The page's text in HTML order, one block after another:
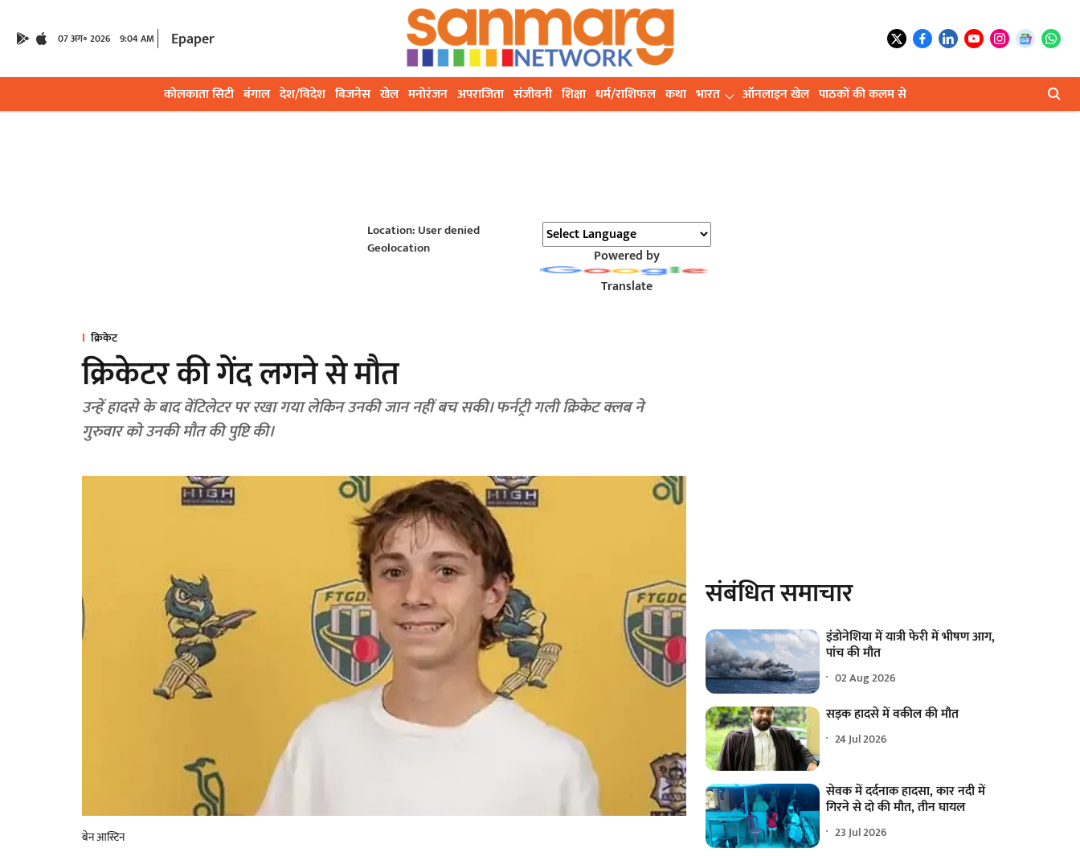
07 अग॰ 2026 9:04 AM Epaper
कोलकाता सिटी बंगाल देश/विदेश बिजनेस खेल मनोरंजन अपराजिता संजीवनी शिक्षा धर्म/राशिफल कथा भारत ऑनलाइन खेल पाठकों की कलम से
Location: User denied
Geolocation
Powered by
Translate
क्रिकेट
क्रिकेटर की गेंद लगने से मौत
उन्हें हादसे के बाद वेंटिलेटर पर रखा गया लेकिन उनकी जान नहीं बच सकी। फर्नट्री गली क्रिकेट क्लब ने
गुरुवार को उनकी मौत की पुष्टि की।
बेन आस्टिन
संबंधित समाचार
इंडोनेशिया में यात्री फेरी में भीषण आग,
पांच की मौत
02 Aug 2026
सड़क हादसे में वकील की मौत
24 Jul 2026
सेवक में दर्दनाक हादसा, कार नदी में
गिरने से दो की मौत, तीन घायल
23 Jul 2026